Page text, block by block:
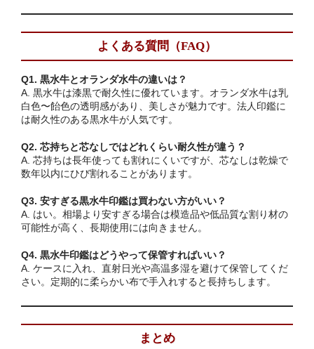
よくある質問（FAQ）
Q1. 黒水牛とオランダ水牛の違いは？
A. 黒水牛は漆黒で耐久性に優れています。オランダ水牛は乳
白色〜飴色の透明感があり、美しさが魅力です。法人印鑑に
は耐久性のある黒水牛が人気です。
Q2. 芯持ちと芯なしではどれくらい耐久性が違う？
A. 芯持ちは長年使っても割れにくいですが、芯なしは乾燥で
数年以内にひび割れることがあります。
Q3. 安すぎる黒水牛印鑑は買わない方がいい？
A. はい。相場より安すぎる場合は模造品や低品質な割り材の
可能性が高く、長期使用には向きません。
Q4. 黒水牛印鑑はどうやって保管すればいい？
A. ケースに入れ、直射日光や高温多湿を避けて保管してくだ
さい。定期的に柔らかい布で手入れすると長持ちします。
まとめ